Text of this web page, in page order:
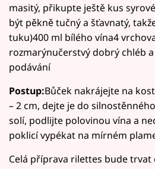
masitý, přikupte ještě kus
být pěkně tučný a šťavnatý,
tuku)400 ml bílého vína4
rozmarýnučerstvý dobrý chléb
podávání
Postup:Bůček nakrájejte na
– 2 cm, dejte je do
solí, podlijte polovinou vína a
poklicí vypékat na mírném
Celá příprava rilettes bude trvat